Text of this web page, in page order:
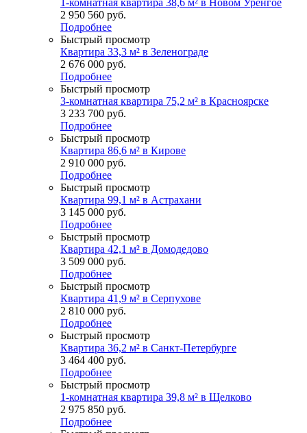
1-комнатная квартира 38,6 м² в Новом Уренгое
2 950 560 руб.
Подробнее
Быстрый просмотр
Квартира 33,3 м² в Зеленограде
2 676 000 руб.
Подробнее
Быстрый просмотр
3-комнатная квартира 75,2 м² в Красноярске
3 233 700 руб.
Подробнее
Быстрый просмотр
Квартира 86,6 м² в Кирове
2 910 000 руб.
Подробнее
Быстрый просмотр
Квартира 99,1 м² в Астрахани
3 145 000 руб.
Подробнее
Быстрый просмотр
Квартира 42,1 м² в Домодедово
3 509 000 руб.
Подробнее
Быстрый просмотр
Квартира 41,9 м² в Серпухове
2 810 000 руб.
Подробнее
Быстрый просмотр
Квартира 36,2 м² в Санкт-Петербурге
3 464 400 руб.
Подробнее
Быстрый просмотр
1-комнатная квартира 39,8 м² в Щелково
2 975 850 руб.
Подробнее